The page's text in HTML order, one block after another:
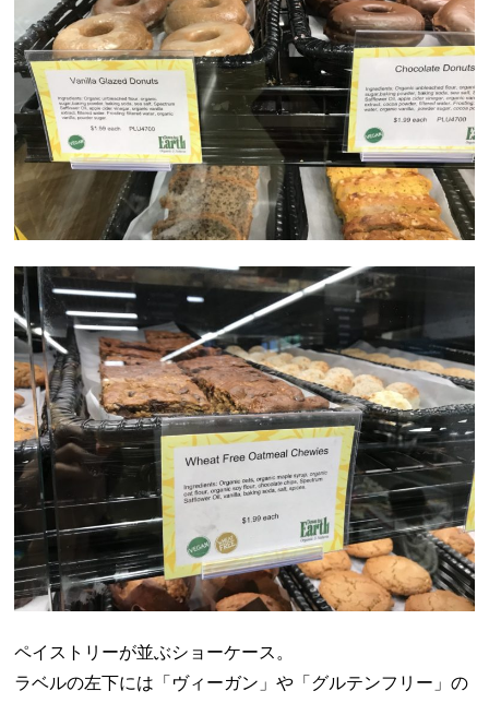
ペイストリーが並ぶショーケース。
ラベルの左下には「ヴィーガン」や「グルテンフリー」の